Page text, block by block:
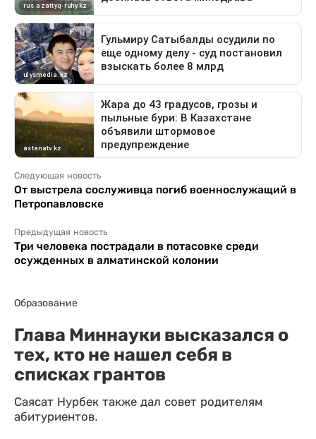
Следующая новость
От выстрела сослуживца погиб военнослужащий в
Петропавловске
Предыдущая новость
Три человека пострадали в потасовке среди
осужденных в алматинской колонии
Образование
Глава Миннауки высказался о
тех, кто не нашел себя в
списках грантов
Саясат Нурбек также дал совет родителям
абитуриентов.